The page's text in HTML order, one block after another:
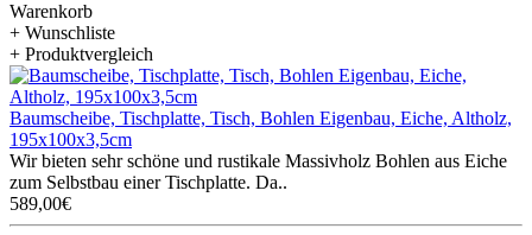
Warenkorb
+ Wunschliste
+ Produktvergleich
Baumscheibe, Tischplatte, Tisch, Bohlen Eigenbau, Eiche, Altholz,
195x100x3,5cm
Wir bieten sehr schöne und rustikale Massivholz Bohlen aus Eiche
zum Selbstbau einer Tischplatte. Da..
589,00€